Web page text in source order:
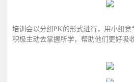
培训会以分组PK的形式进行，用小组
积极主动去掌握所学，帮助他们更好吸